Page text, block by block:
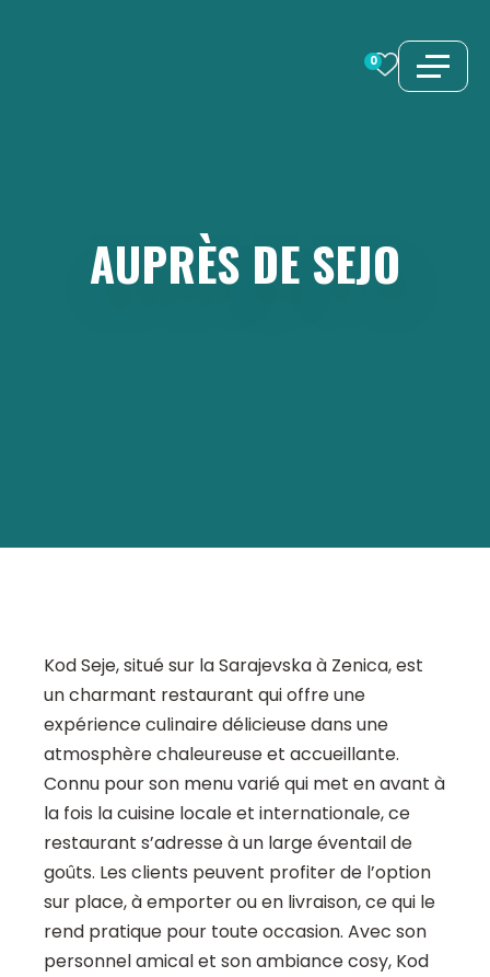
0
AUPRÈS DE SEJO
Kod Seje, situé sur la Sarajevska à Zenica, est
un charmant restaurant qui offre une
expérience culinaire délicieuse dans une
atmosphère chaleureuse et accueillante.
Connu pour son menu varié qui met en avant à
la fois la cuisine locale et internationale, ce
restaurant s’adresse à un large éventail de
goûts. Les clients peuvent profiter de l’option
sur place, à emporter ou en livraison, ce qui le
rend pratique pour toute occasion. Avec son
personnel amical et son ambiance cosy, Kod